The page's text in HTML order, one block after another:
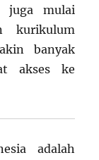
juga mulai
kurikulum
banyak
akses ke
adalah